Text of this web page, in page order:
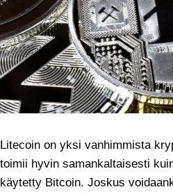
Litecoin on yksi vanhimmista
toimii hyvin samankaltaisesti
käytetty Bitcoin. Joskus